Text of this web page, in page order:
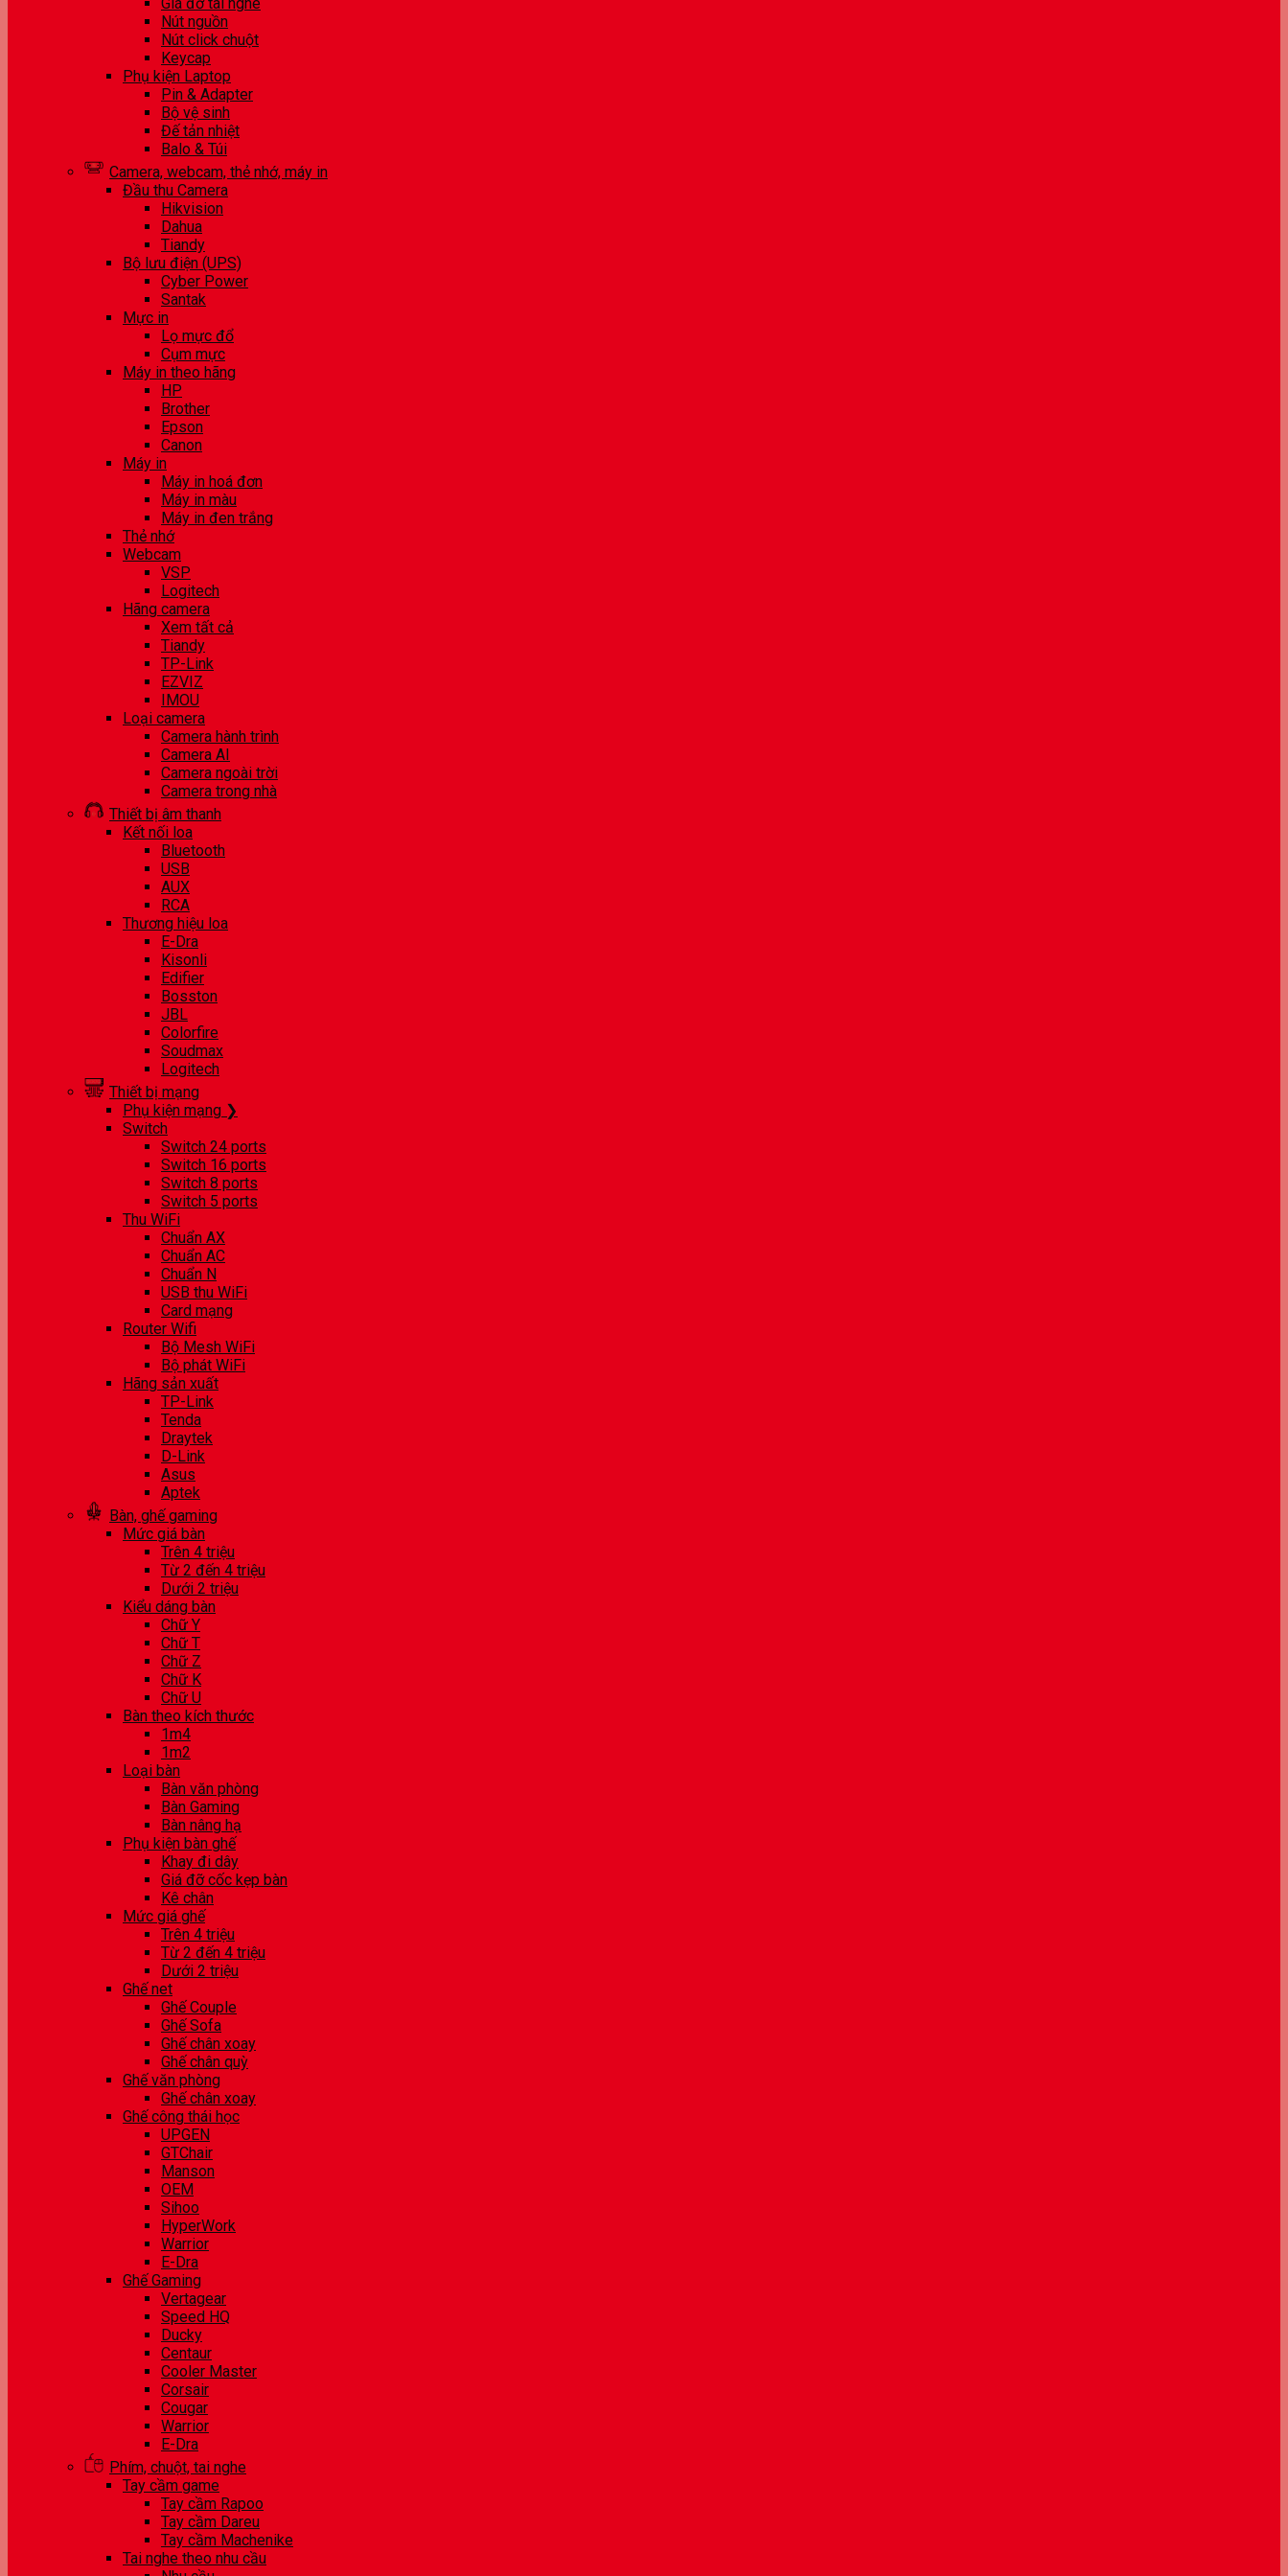
Nút nguồn
Nút click chuột
Keycap
Phụ kiện Laptop
Pin & Adapter
Bộ vệ sinh
Đế tản nhiệt
Balo & Túi
Camera, webcam, thẻ nhớ, máy in
Đầu thu Camera
Hikvision
Dahua
Tiandy
Bộ lưu điện (UPS)
Cyber Power
Santak
Mực in
Lọ mực đổ
Cụm mực
Máy in theo hãng
HP
Brother
Epson
Canon
Máy in
Máy in hoá đơn
Máy in màu
Máy in đen trắng
Thẻ nhớ
Webcam
VSP
Logitech
Hãng camera
Xem tất cả
Tiandy
TP-Link
EZVIZ
IMOU
Loại camera
Camera hành trình
Camera AI
Camera ngoài trời
Camera trong nhà
Thiết bị âm thanh
Kết nối loa
Bluetooth
USB
AUX
RCA
Thương hiệu loa
E-Dra
Kisonli
Edifier
Bosston
JBL
Colorfire
Soudmax
Logitech
Thiết bị mạng
Phụ kiện mạng ❯
Switch
Switch 24 ports
Switch 16 ports
Switch 8 ports
Switch 5 ports
Thu WiFi
Chuẩn AX
Chuẩn AC
Chuẩn N
USB thu WiFi
Card mạng
Router Wifi
Bộ Mesh WiFi
Bộ phát WiFi
Hãng sản xuất
TP-Link
Tenda
Draytek
D-Link
Asus
Aptek
Bàn, ghế gaming
Mức giá bàn
Trên 4 triệu
Từ 2 đến 4 triệu
Dưới 2 triệu
Kiểu dáng bàn
Chữ Y
Chữ T
Chữ Z
Chữ K
Chữ U
Bàn theo kích thước
1m4
1m2
Loại bàn
Bàn văn phòng
Bàn Gaming
Bàn nâng hạ
Phụ kiện bàn ghế
Khay đi dây
Giá đỡ cốc kẹp bàn
Kê chân
Mức giá ghế
Trên 4 triệu
Từ 2 đến 4 triệu
Dưới 2 triệu
Ghế net
Ghế Couple
Ghế Sofa
Ghế chân xoay
Ghế chân quỳ
Ghế văn phòng
Ghế chân xoay
Ghế công thái học
UPGEN
GTChair
Manson
OEM
Sihoo
HyperWork
Warrior
E-Dra
Ghế Gaming
Vertagear
Speed HQ
Ducky
Centaur
Cooler Master
Corsair
Cougar
Warrior
E-Dra
Phím, chuột, tai nghe
Tay cầm game
Tay cầm Rapoo
Tay cầm Dareu
Tay cầm Machenike
Tai nghe theo nhu cầu